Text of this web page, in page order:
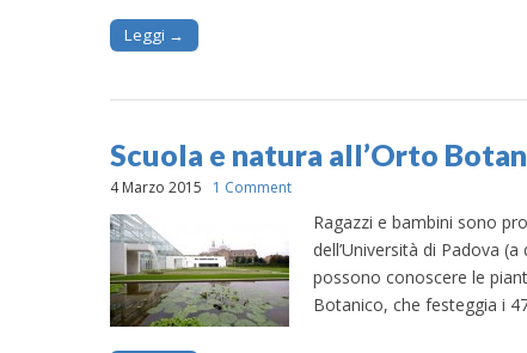
Leggi →
Scuola e natura all’Orto
4 Marzo 2015 1 Comment
Ragazzi e bambini sono
dell’Università di Padova
possono conoscere le
Botanico, che festeggia i